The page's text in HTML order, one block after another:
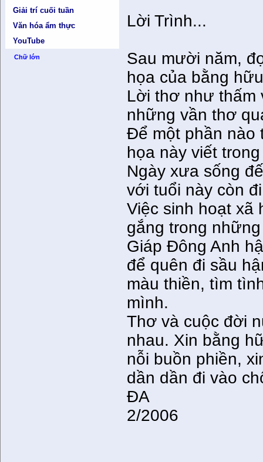
Giải trí cuối tuần
Văn hóa ẩm thực
YouTube
Chữ lớn
Lời Trình...
Sau mười năm,
họa của bằng
Lời thơ như thấm
những vần thơ
Ðể một phần nào
họa này viết
Ngày xưa sống
với tuổi này còn
Việc sinh hoạt xã
gắng trong
Giáp Ðông Anh
để quên đi sầu
màu thiền, tìm
mình.
Thơ và cuộc đời
nhau. Xin bằng
nỗi buồn phiền,
dần dần đi vào
ÐA
2/2006